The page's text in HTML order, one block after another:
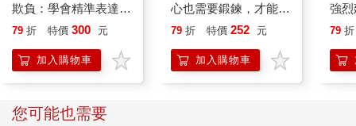
當我們習慣將模糊的感受具體化，身體與心靈的連結也會慢慢被
修復。上述的練習，你可以多做幾次，相信你很快就會習慣。
2. 回到內在渴望：將焦點放回「我想說什麼？」
在日常人際互動中，我們經常下意識地考量別人的反應，於是，
「我想說什麼」出發，而不是「別人會怎麼想」。當我們學會問
欺負：學會精準表達，
讓心意不被誤解的31
79 折 特價 300 元
加入購物車
心也需要鍛鍊，才能自
在生活。給所有感到疲
——最簡單卻最智慧的
心靈療癒良方。
79 折 特價 252 元
加入購物車
強
人
79 折
您可能也需要